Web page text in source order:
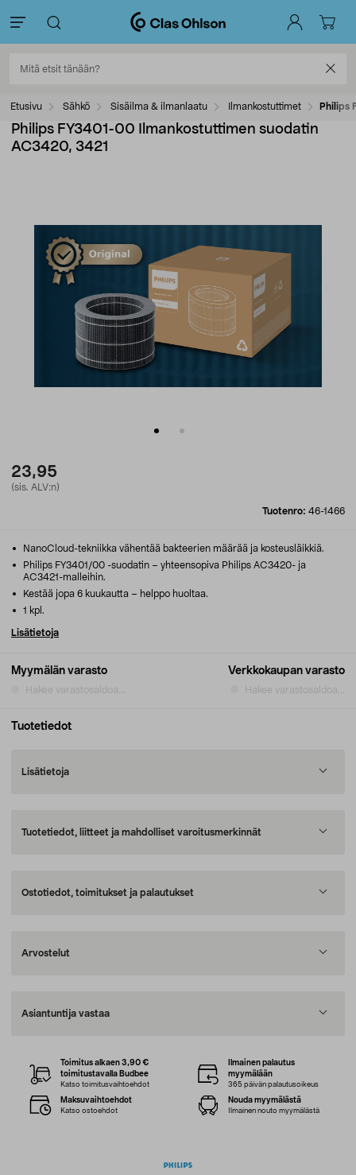
Etusivu Sähkö Sisäilma & ilmanlaatu Ilmankostuttimet Philips
Philips FY3401-00 Ilmankostuttimen suodatin
AC3420, 3421
23,95
(sis. ALV:n)
Tuotenro: 46-1466
Myymälän varasto
Hakee varastosaldoa...
Verkkokaupan varasto
Hakee varastosaldoa...
NanoCloud-tekniikka vähentää bakteerien määrää ja kosteusläikkiä.
Philips FY3401/00 -suodatin – yhteensopiva Philips AC3420- ja
AC3421-malleihin.
Kestää jopa 6 kuukautta – helppo huoltaa.
1 kpl.
Lisätietoja
Tuotetiedot
Lisätietoja
Tuotetiedot, liitteet ja mahdolliset varoitusmerkinnät
Ostotiedot, toimitukset ja palautukset
Arvostelut
Asiantuntija vastaa
Toimitus alkaen 3,90 €
toimitustavalla Budbee
Katso toimitusvaihtoehdot
Ilmainen palautus
myymälään
365 päivän palautusoikeus
Maksuvaihtoehdot
Katso ostoehdot
Nouda myymälästä
Ilmainen nouto myymälästä